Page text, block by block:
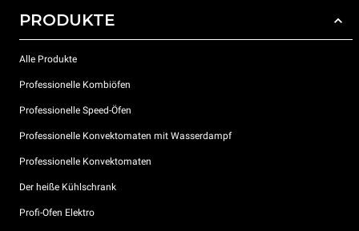
PRODUKTE
Alle Produkte
Professionelle Kombiöfen
Professionelle Speed-Öfen
Professionelle Konvektomaten mit Wasserdampf
Professionelle Konvektomaten
Der heiße Kühlschrank
Profi-Ofen Elektro